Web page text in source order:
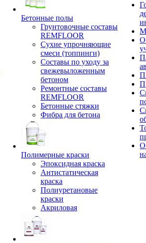
Бетонные полы
Грунтовочные составы
REMFLOOR
Сухие упрочняющие
смеси (топпинги)
Составы по уходу за
свежевыложенным
бетоном
Ремонтные составы
REMFLOOR
Бетонные стяжки
Фибра для бетона
Полимерные краски
Эпоксидная краска
Антистатическая
краска
Полиуретановые
краски
Акриловая